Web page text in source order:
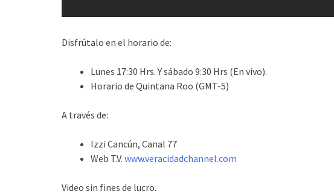
Disfrútalo en el horario de:
Lunes 17:30 Hrs. Y sábado 9:30 Hrs (En vivo).
Horario de Quintana Roo (GMT-5)
A través de:
Izzi Cancún, Canal 77
Web T.V. www.veracidadchannel.com
Video sin fines de lucro.